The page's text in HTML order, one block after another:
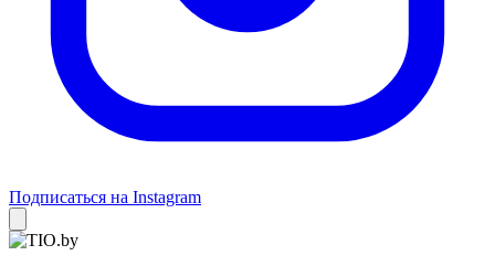
Подписаться на Instagram